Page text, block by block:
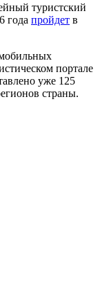
туристский
года пройдет в
портале
уже 125
страны.